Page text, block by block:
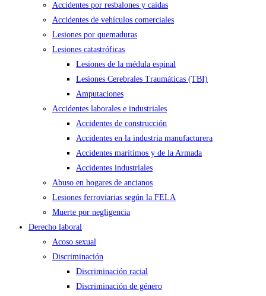
Accidentes por resbalones y caídas
Accidentes de vehículos comerciales
Lesiones por quemaduras
Lesiones catastróficas
Lesiones de la médula espinal
Lesiones Cerebrales Traumáticas (TBI)
Amputaciones
Accidentes laborales e industriales
Accidentes de construcción
Accidentes en la industria manufacturera
Accidentes marítimos y de la Armada
Accidentes industriales
Abuso en hogares de ancianos
Lesiones ferroviarias según la FELA
Muerte por negligencia
Derecho laboral
Acoso sexual
Discriminación
Discriminación racial
Discriminación de género